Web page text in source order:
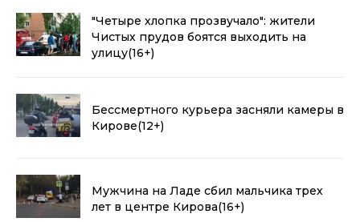
"Четыре хлопка прозвучало": жители
Чистых прудов боятся выходить на
улицу(16+)
Бессмертного курьера засняли камеры в
Кирове(12+)
Мужчина на Ладе сбил мальчика трех
лет в центре Кирова(16+)